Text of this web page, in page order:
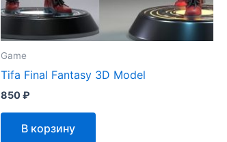
Game
Tifa Final Fantasy 3D Model
850₽
В корзину